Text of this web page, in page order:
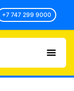
+7 747 299 9000